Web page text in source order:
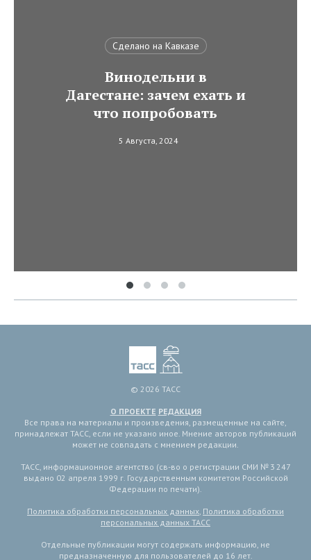
Сделано на Кавказе
Винодельни в
Дагестане: зачем ехать и
что попробовать
5 Августа, 2024
© 2026 ТАСС
О ПРОЕКТЕ РЕДАКЦИЯ
Все права на материалы и произведения, размещенные на сайте,
принадлежат ТАСС, если не указано иное. Мнение авторов публикаций
может не совпадать с мнением редакции.
ТАСС, информационное агентство (св-во о регистрации СМИ № 3 247
выдано 02 апреля 1999 г. Государственным комитетом Российской
Федерации по печати).
Политика обработки персональных данных, Политика обработки
персональных данных ТАСС
Отдельные публикации могут содержать информацию, не
предназначенную для пользователей до 16 лет.